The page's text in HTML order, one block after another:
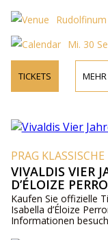
Rudolfinum
Mi. 30
TICKETS
PRAG
VIVALDIS VIER
D’ÉLOIZE
Kaufen Sie offizielle
Isabella d’Éloize
Informationen